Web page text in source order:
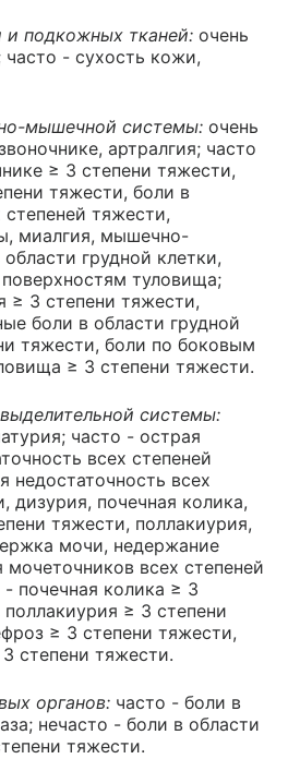
подкожных тканей: очень
часто - сухость кожи,
мышечной системы: очень
артралгия; часто
≥ 3 степени тяжести,
тяжести, боли в
степеней тяжести,
миалгия, мышечно-
грудной клетки,
туловища;
≥ 3 степени тяжести,
боли в области грудной
тяжести, боли по боковым
≥ 3 степени тяжести.
системы:
часто - острая
всех степеней
недостаточность всех
дизурия, почечная колика,
тяжести, поллакиурия,
мочи, недержание
всех степеней
почечная колика ≥ 3
≥ 3 степени
≥ 3 степени тяжести,
степени тяжести.
органов: часто - боли в
нечасто - боли в области
тяжести.